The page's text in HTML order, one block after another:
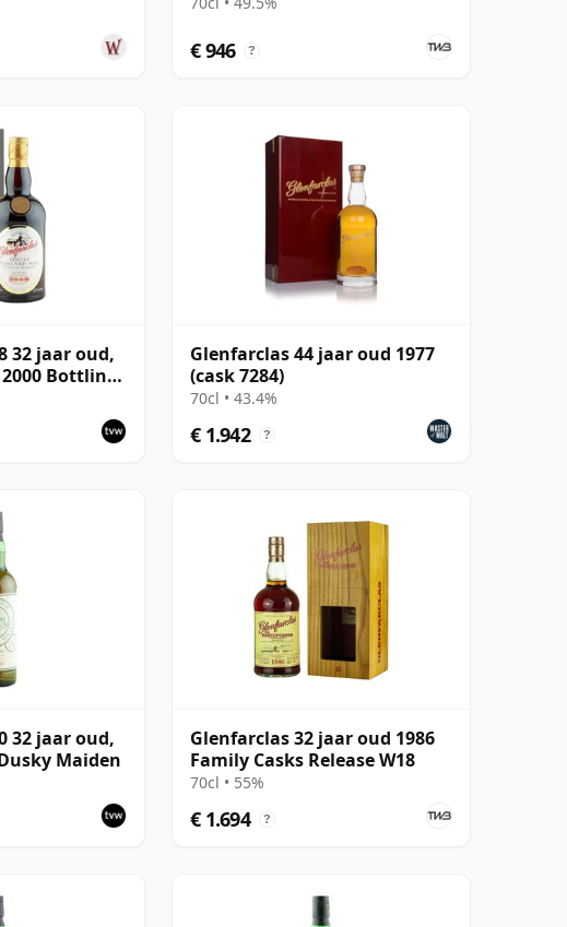
€ 946 ?
32 jaar oud,
Bottling
Glenfarclas 44 jaar oud 1977
(cask 7284)
70cl • 43.4%
€ 1.942 ?
32 jaar oud,
Maiden
Glenfarclas 32 jaar oud 1986
Family Casks Release W18
70cl • 55%
€ 1.694 ?